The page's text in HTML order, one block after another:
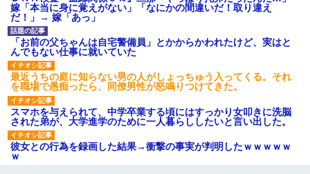
嫁「本当に身に覚えがない」「なにかの間違いだ！取り違え
だ！」→ 嫁「あっ」
「お前の父ちゃんは自宅警備員」とかからかわれたけど、実はと
んでもない仕事に就いていた
最近うちの庭に知らない男の人がしょっちゅう入ってくる。それ
を職場で愚痴ったら、同僚男性が怒鳴りつけてきた。
スマホを与えられて、中学卒業する頃にはすっかり女叩きに洗脳
された弟が、大学進学のために一人暮らししたいと言い出した。
彼女との行為を録画した結果→衝撃の事実が判明したｗｗｗｗｗ
ｗ